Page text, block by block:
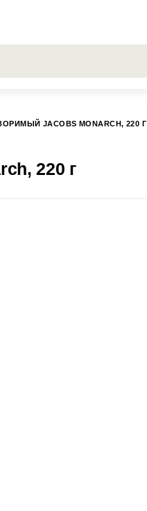
JACOBS MONARCH, 220 Г
220 г